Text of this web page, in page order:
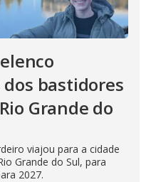
bastidores
Grande do
viajou para a cidade
Grande do Sul, para
2027.